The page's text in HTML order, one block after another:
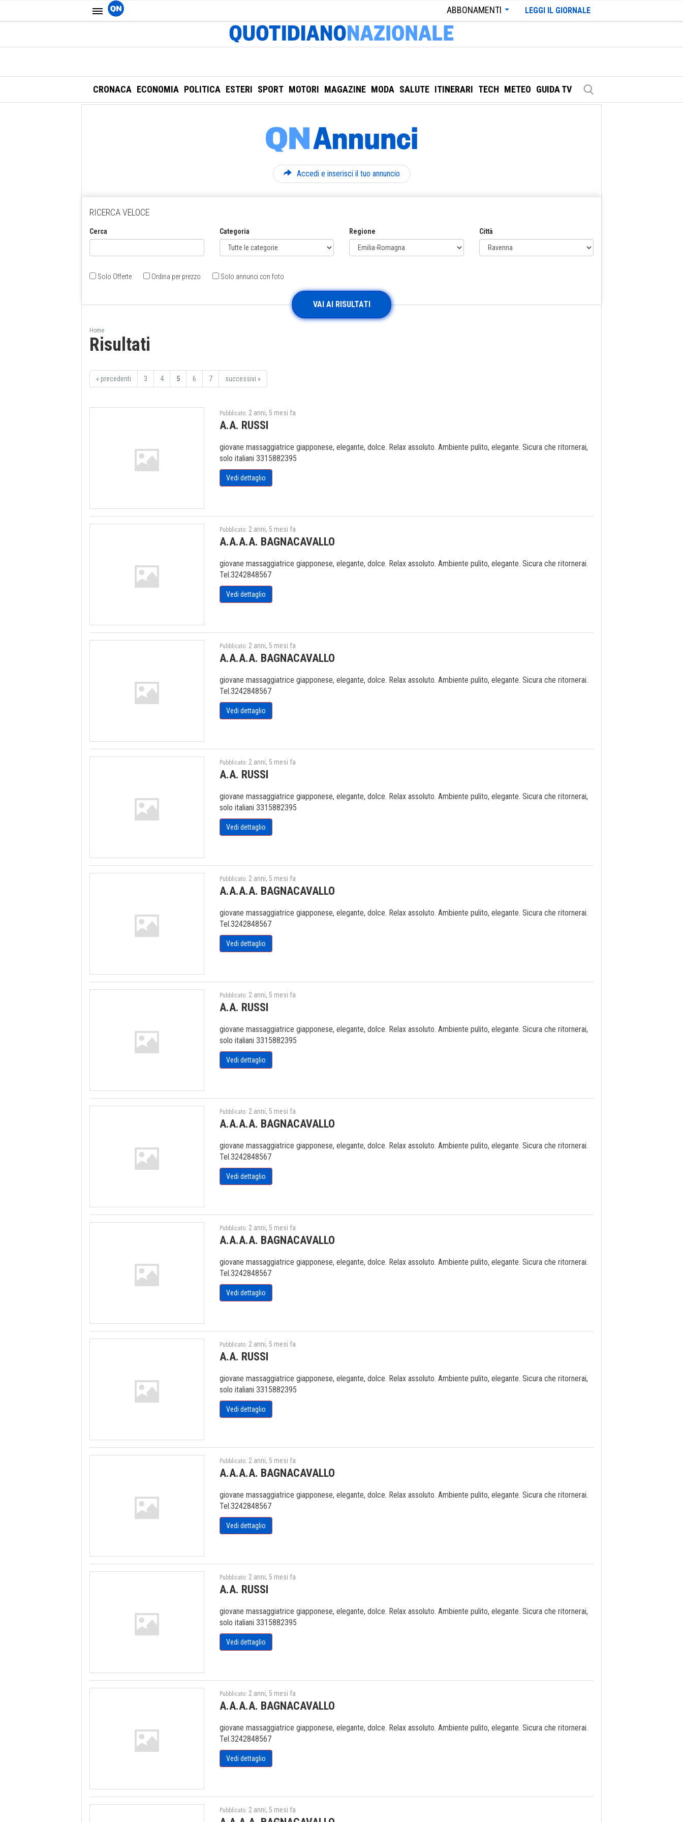
ABBONAMENTI LEGGI IL GIORNALE
CRONACA ECONOMIA POLITICA ESTERI SPORT MOTORI MAGAZINE MODA SALUTE ITINERARI TECH METEO GUIDA TV
Accedi e inserisci il tuo annuncio
RICERCA VELOCE
Cerca Categoria Regione Città
Solo Offerte Ordina per prezzo Solo annunci con foto
Home
Risultati
« precedenti 3 4 5 6 7 successivi »
Pubblicato: 2 anni, 5 mesi fa
A.A. RUSSI
giovane massaggiatrice giapponese, elegante, dolce. Relax assoluto. Ambiente pulito, elegante. Sicura che ritornerai,
solo italiani 3315882395
Vedi dettaglio
Pubblicato: 2 anni, 5 mesi fa
A.A.A.A. BAGNACAVALLO
giovane massaggiatrice giapponese, elegante, dolce. Relax assoluto. Ambiente pulito, elegante. Sicura che ritornerai.
Tel.3242848567
Vedi dettaglio
Pubblicato: 2 anni, 5 mesi fa
A.A.A.A. BAGNACAVALLO
giovane massaggiatrice giapponese, elegante, dolce. Relax assoluto. Ambiente pulito, elegante. Sicura che ritornerai.
Tel.3242848567
Vedi dettaglio
Pubblicato: 2 anni, 5 mesi fa
A.A. RUSSI
giovane massaggiatrice giapponese, elegante, dolce. Relax assoluto. Ambiente pulito, elegante. Sicura che ritornerai,
solo italiani 3315882395
Vedi dettaglio
Pubblicato: 2 anni, 5 mesi fa
A.A.A.A. BAGNACAVALLO
giovane massaggiatrice giapponese, elegante, dolce. Relax assoluto. Ambiente pulito, elegante. Sicura che ritornerai.
Tel.3242848567
Vedi dettaglio
Pubblicato: 2 anni, 5 mesi fa
A.A. RUSSI
giovane massaggiatrice giapponese, elegante, dolce. Relax assoluto. Ambiente pulito, elegante. Sicura che ritornerai,
solo italiani 3315882395
Vedi dettaglio
Pubblicato: 2 anni, 5 mesi fa
A.A.A.A. BAGNACAVALLO
giovane massaggiatrice giapponese, elegante, dolce. Relax assoluto. Ambiente pulito, elegante. Sicura che ritornerai.
Tel.3242848567
Vedi dettaglio
Pubblicato: 2 anni, 5 mesi fa
A.A.A.A. BAGNACAVALLO
giovane massaggiatrice giapponese, elegante, dolce. Relax assoluto. Ambiente pulito, elegante. Sicura che ritornerai.
Tel.3242848567
Vedi dettaglio
Pubblicato: 2 anni, 5 mesi fa
A.A. RUSSI
giovane massaggiatrice giapponese, elegante, dolce. Relax assoluto. Ambiente pulito, elegante. Sicura che ritornerai,
solo italiani 3315882395
Vedi dettaglio
Pubblicato: 2 anni, 5 mesi fa
A.A.A.A. BAGNACAVALLO
giovane massaggiatrice giapponese, elegante, dolce. Relax assoluto. Ambiente pulito, elegante. Sicura che ritornerai.
Tel.3242848567
Vedi dettaglio
Pubblicato: 2 anni, 5 mesi fa
A.A. RUSSI
giovane massaggiatrice giapponese, elegante, dolce. Relax assoluto. Ambiente pulito, elegante. Sicura che ritornerai,
solo italiani 3315882395
Vedi dettaglio
Pubblicato: 2 anni, 5 mesi fa
A.A.A.A. BAGNACAVALLO
giovane massaggiatrice giapponese, elegante, dolce. Relax assoluto. Ambiente pulito, elegante. Sicura che ritornerai.
Tel.3242848567
Vedi dettaglio
Pubblicato: 2 anni, 5 mesi fa